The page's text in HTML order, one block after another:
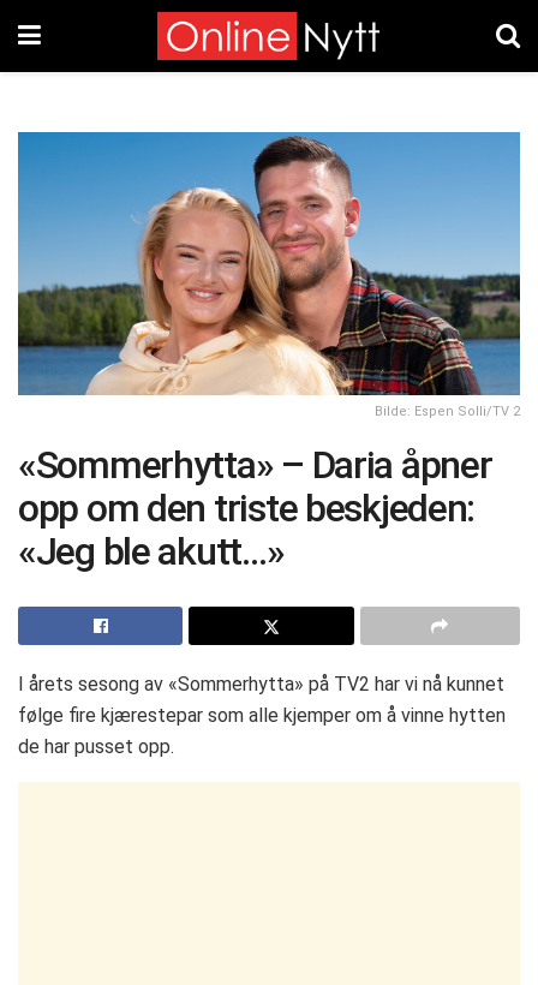
Bilde: Espen Solli/TV 2
«Sommerhytta» – Daria åpner
opp om den triste beskjeden:
«Jeg ble akutt…»
I årets sesong av «Sommerhytta» på TV2 har vi nå kunnet
følge fire kjærestepar som alle kjemper om å vinne hytten
de har pusset opp.